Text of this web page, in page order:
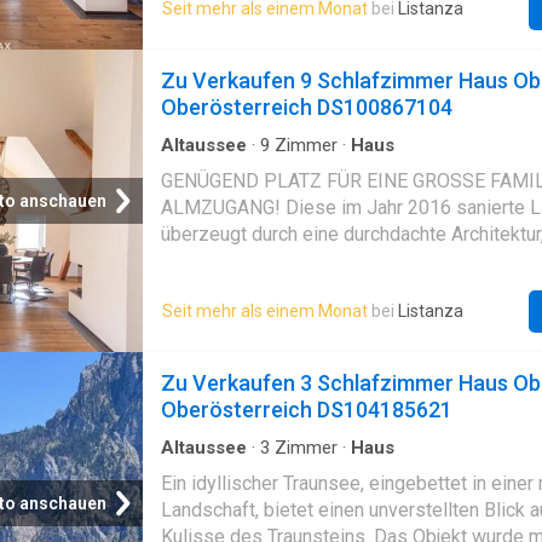
bereits vermietete Wohneinheiten, die für
Einnahmen sorgen. Die ca. 54 m² großen
eigenes Badezimmer. Ergänzt wird diese
gemeinschaftlichen Eingangsbereich und
Abstellräume. Das absolute Highlight dieser
jedoch die beeindruckende Wohneinheit Top
Erd-, Ober- und Dachgeschoss erstreckt
außergewöhnlich großzügigen Wohnfläche
begeistert. Zudem ist sie vollständig
verfügt über einen separaten, ebenerdigen
den einladenden Eingangsbereich führt. Auf
Seit mehr als einem Monat bei Listanza
anschauen
Zu Verkaufen 9 Schlafzimmer Haus
Oberösterreich DS100867104
Altaussee · 9 Zimmer · Haus
GENÜGEND PLATZ FÜR EINE GROSSE
ALMZUGANG! Diese im Jahr 2016 sanierte
überzeugt durch eine durchdachte
Lebensentwürfe bietet. Das Erdgeschoss
bereits vermietete Wohneinheiten, die für
Einnahmen sorgen. Die ca. 54 m² großen
eigenes Badezimmer. Ergänzt wird diese
gemeinschaftlichen Eingangsbereich und
Abstellräume. Das absolute Highlight dieser
jedoch die beeindruckende Wohneinheit Top
Erd-, Ober- und Dachgeschoss erstreckt und
außergewöhnlich großzügigen Wohnfläche
Seit mehr als einem Monat bei Listanza
anschauen
Zu Verkaufen 3 Schlafzimmer Haus
Oberösterreich DS104185621
Altaussee · 3 Zimmer · Haus
Ein idyllischer Traunsee, eingebettet in einer
Landschaft, bietet einen unverstellten Blick
Kulisse des Traunsteins. Das Objekt wurde